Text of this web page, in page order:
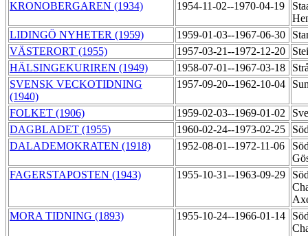
KRONOBERGAREN (1934)
1954-11-02--1970-04-19
LIDINGÖ NYHETER (1959)
1959-01-03--1967-06-30
VÄSTERORT (1955)
1957-03-21--1972-12-20
HÄLSINGEKURIREN (1949)
1958-07-01--1967-03-18
SVENSK VECKOTIDNING
(1940)
1957-09-20--1962-10-04
FOLKET (1906) 1959-02-03--1969-01-02
DAGBLADET (1955)
1960-02-24--1973-02-25
DALADEMOKRATEN (1918)
1952-08-01--1972-11-06
FAGERSTAPOSTEN (1943)
1955-10-31--1963-09-29
MORA TIDNING (1893)
1955-10-24--1966-01-14